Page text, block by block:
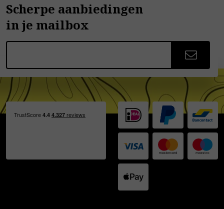
Scherpe aanbiedingen
in je mailbox